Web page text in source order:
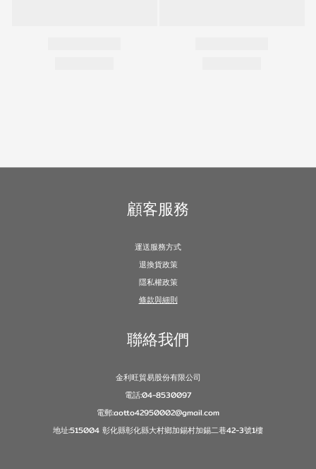
顧客服務
運送服務方式
退換貨政策
隱私權政策
條款與細則
聯絡我們
金利旺貿易股份有限公司
電話:04-8530097
電郵:aotto42950002@gmail.com
地址:515004 彰化縣彰化縣大村鄉加錫村加錫二巷42-3號1樓